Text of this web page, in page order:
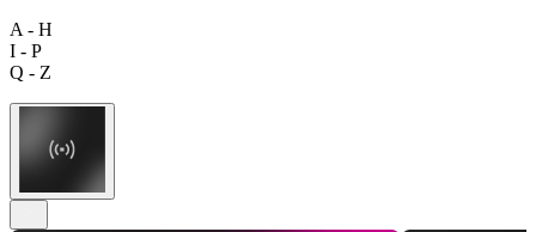
A - H
I - P
Q - Z